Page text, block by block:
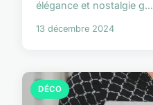
élégance et nostalgie g...
13 décembre 2024
DÉCO